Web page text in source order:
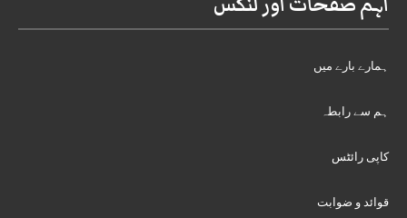
ہمارے بارے میں
ہم سے رابطہ
کاپی رائٹس
قوائد و ضوابت